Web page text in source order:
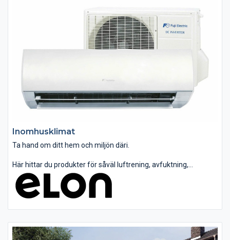
Inomhusklimat
Ta hand om ditt hem och miljön däri.
Här hittar du produkter för såväl luftrening, avfuktning,
luftfuktighet, värme, kyla m m. Vi tillhandahåller även vissa
tillbehör för luftförbättring och luftvärmepumpar.